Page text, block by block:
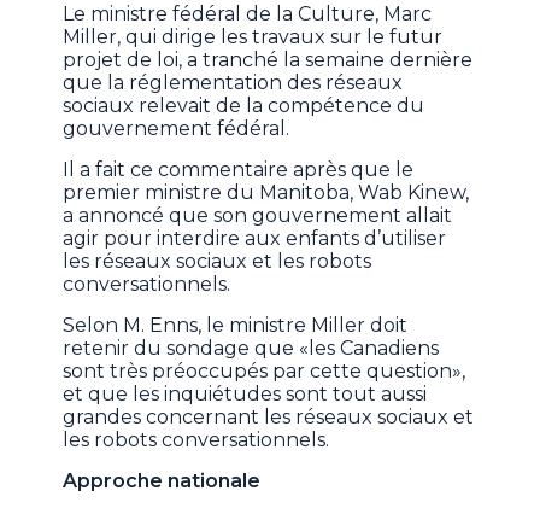
Le ministre fédéral de la Culture, Marc
Miller, qui dirige les travaux sur le futur
projet de loi, a tranché la semaine dernière
que la réglementation des réseaux
sociaux relevait de la compétence du
gouvernement fédéral.
Il a fait ce commentaire après que le
premier ministre du Manitoba, Wab Kinew,
a annoncé que son gouvernement allait
agir pour interdire aux enfants d’utiliser
les réseaux sociaux et les robots
conversationnels.
Selon M. Enns, le ministre Miller doit
retenir du sondage que «les Canadiens
sont très préoccupés par cette question»,
et que les inquiétudes sont tout aussi
grandes concernant les réseaux sociaux et
les robots conversationnels.
Approche nationale